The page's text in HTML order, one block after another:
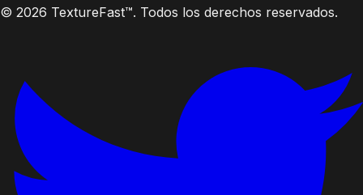
© 2026 TextureFast™. Todos los derechos reservados.